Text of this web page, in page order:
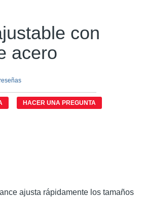
con
acero
HACER UNA PREGUNTA
ajusta rápidamente los tamaños